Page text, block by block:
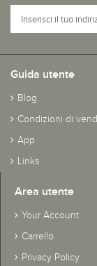
Guida utente
Blog
Condizioni di
App
Links
Area utente
Your Account
Carrello
Privacy Policy